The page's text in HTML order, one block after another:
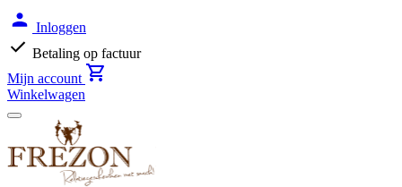
Inloggen
Betaling op factuur
Mijn account
Winkelwagen